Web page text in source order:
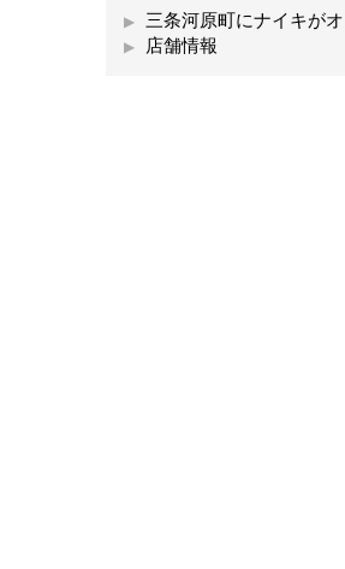
三条河原町にナイキがオ
店舗情報